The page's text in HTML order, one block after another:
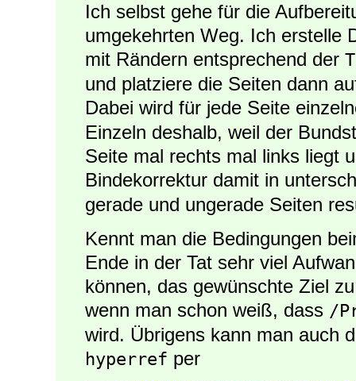
Ich selbst gehe für die
umgekehrten Weg. Ich erstelle
mit Rändern entsprechend der
und platziere die Seiten dann
Dabei wird für jede Seite
Einzeln deshalb, weil der
Seite mal rechts mal links liegt
Bindekorrektur damit in
gerade und ungerade Seiten
Kennt man die Bedingungen
Ende in der Tat sehr viel
können, das gewünschte Ziel
wenn man schon weiß, dass /
wird. Übrigens kann man auch
hyperref per